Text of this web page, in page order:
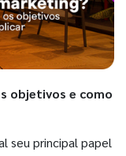
objetivos e como
seu principal papel